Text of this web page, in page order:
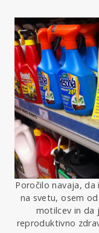
Poročilo navaja,
na svetu, osem
motilcev in da
reproduktivno